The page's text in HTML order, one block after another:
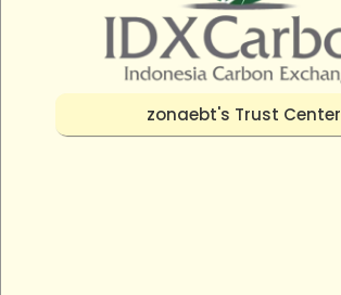
zonaebt's Trust Center